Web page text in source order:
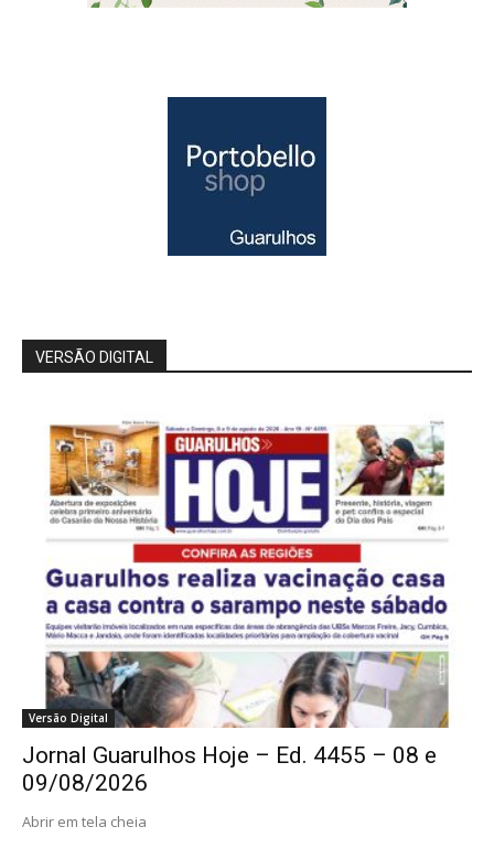
VERSÃO DIGITAL
Versão Digital
Jornal Guarulhos Hoje – Ed. 4455 – 08 e
09/08/2026
Abrir em tela cheia